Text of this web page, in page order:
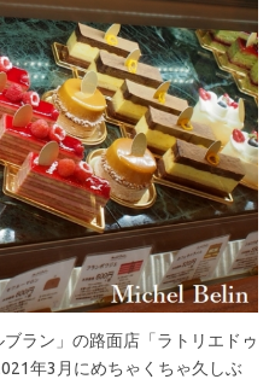
ラン」の路面店「ラトリエドゥ
年3月にめちゃくちゃ久しぶ